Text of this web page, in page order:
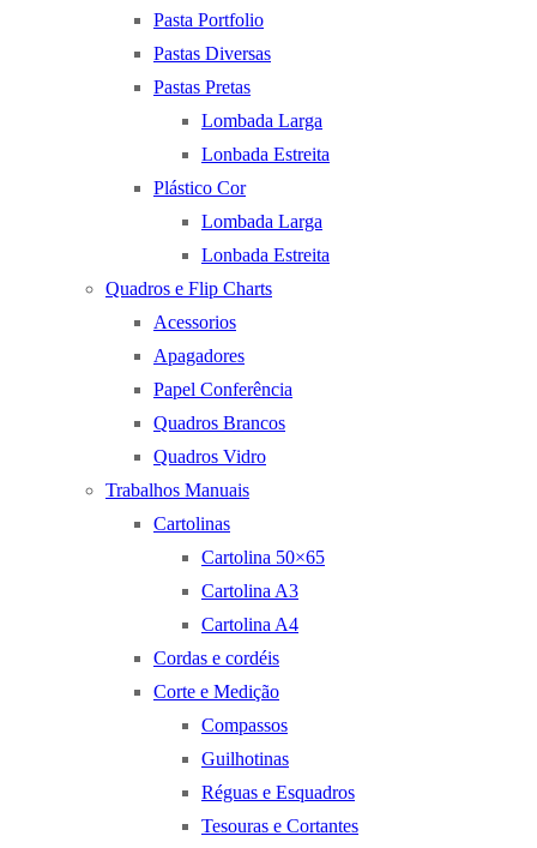
Pasta Portfolio
Pastas Diversas
Pastas Pretas
Lombada Larga
Lonbada Estreita
Plástico Cor
Lombada Larga
Lonbada Estreita
Quadros e Flip Charts
Acessorios
Apagadores
Papel Conferência
Quadros Brancos
Quadros Vidro
Trabalhos Manuais
Cartolinas
Cartolina 50×65
Cartolina A3
Cartolina A4
Cordas e cordéis
Corte e Medição
Compassos
Guilhotinas
Réguas e Esquadros
Tesouras e Cortantes